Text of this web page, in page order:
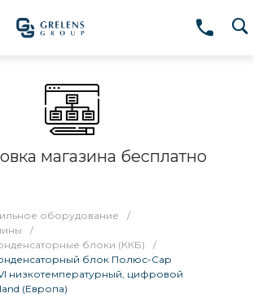
магазина бесплатно
оборудование
/
/
блоки (ККБ)
/
блок Полюс-Сар
низкотемпературный, цифровой
(Европа)